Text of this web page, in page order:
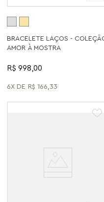
BRACELETE LAÇOS -
AMOR À MOSTRA
R$ 998,00
6 R$ 166,33